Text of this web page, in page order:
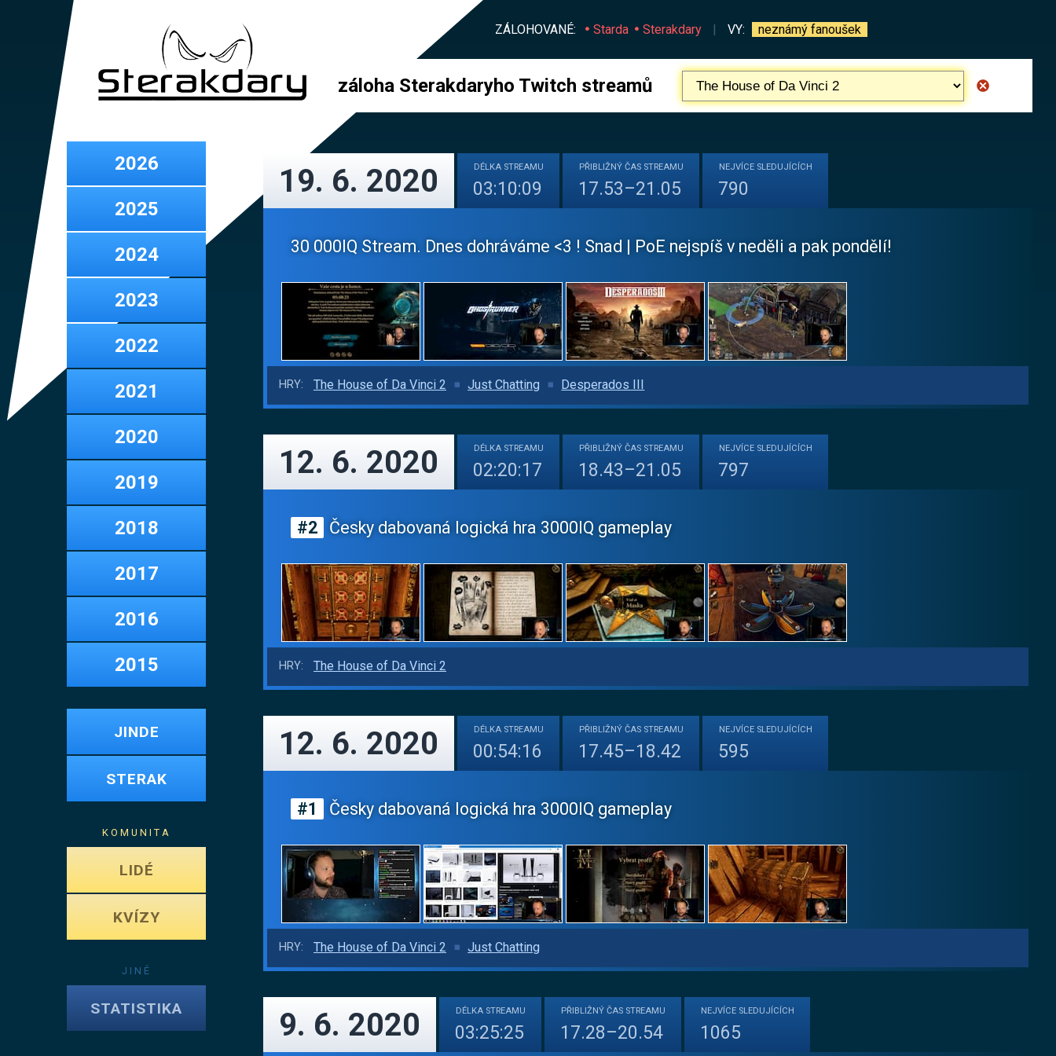
ZÁLOHOVANÉ: Starda Sterakdary | VY: neznámý fanoušek
záloha Sterakdaryho Twitch streamů
2026
2025
2024
2023
2022
2021
2020
2019
2018
2017
2016
2015
JINDE
STERAK
KOMUNITA
LIDÉ
KVÍZY
JINÉ
STATISTIKA
19. 6. 2020 DÉLKA STREAMU
03:10:09
PŘIBLIŽNÝ ČAS STREAMU
17.53–21.05
NEJVÍCE SLEDUJÍCÍCH
790
30 000IQ Stream. Dnes dohráváme <3 ! Snad | PoE nejspíš v neděli a pak pondělí!
HRY: The House of Da Vinci 2 Just Chatting Desperados III
12. 6. 2020 DÉLKA STREAMU
02:20:17
PŘIBLIŽNÝ ČAS STREAMU
18.43–21.05
NEJVÍCE SLEDUJÍCÍCH
797
#2 Česky dabovaná logická hra 3000IQ gameplay
HRY: The House of Da Vinci 2
12. 6. 2020 DÉLKA STREAMU
00:54:16
PŘIBLIŽNÝ ČAS STREAMU
17.45–18.42
NEJVÍCE SLEDUJÍCÍCH
595
#1 Česky dabovaná logická hra 3000IQ gameplay
HRY: The House of Da Vinci 2 Just Chatting
9. 6. 2020 DÉLKA STREAMU
03:25:25
PŘIBLIŽNÝ ČAS STREAMU
17.28–20.54
NEJVÍCE SLEDUJÍCÍCH
1065